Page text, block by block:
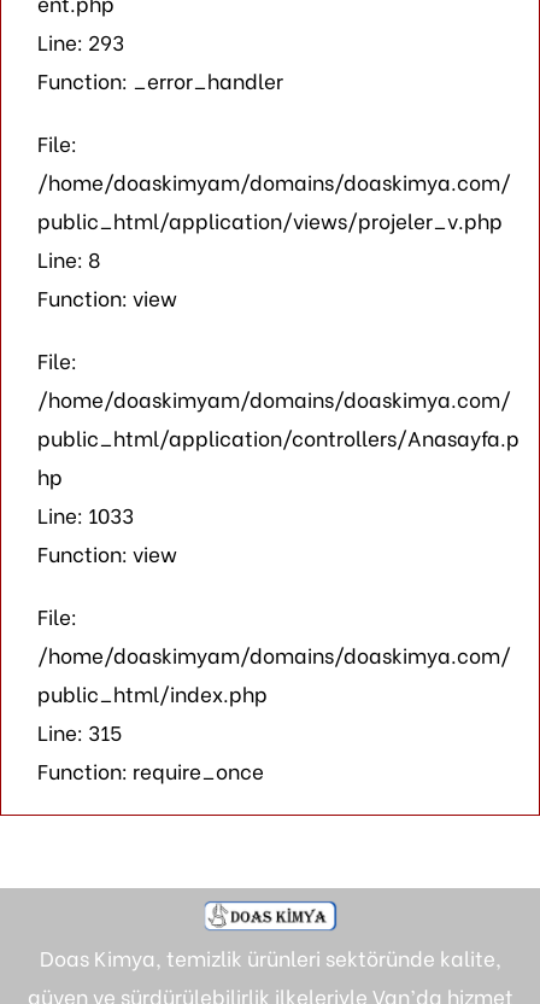
Line: 293
Function: _error_handler
File:
/home/doaskimyam/domains/doaskimya.com/
public_html/application/views/projeler_v.php
Line: 8
Function: view
File:
/home/doaskimyam/domains/doaskimya.com/
public_html/application/controllers/Anasayfa.p
hp
Line: 1033
Function: view
File:
/home/doaskimyam/domains/doaskimya.com/
public_html/index.php
Line: 315
Function: require_once
Doas Kimya, temizlik ürünleri sektöründe kalite,
güven ve sürdürülebilirlik ilkeleriyle Van’da hizmet